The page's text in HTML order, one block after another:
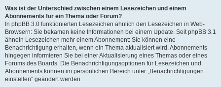
Was ist der Unterschied zwischen einem Lesezeichen und einem
Abonnements für ein Thema oder Forum?
In phpBB 3.0 funktionierten Lesezeichen ähnlich den Lesezeichen in Web-
Browsern: Sie bekamen keine Informationen bei einem Update. Seit phpBB 3.1
ähneln Lesezeichen mehr einem Abonnement: Sie können eine
Benachrichtigung erhalten, wenn ein Thema aktualisiert wird. Abonnements
hingegen informieren Sie bei einer Aktualisierung eines Themas oder eines
Forums des Boards. Die Benachrichtigungsoptionen für Lesezeichen und
Abonnements können im persönlichen Bereich unter „Benachrichtigungen
einstellen“ geändert werden.